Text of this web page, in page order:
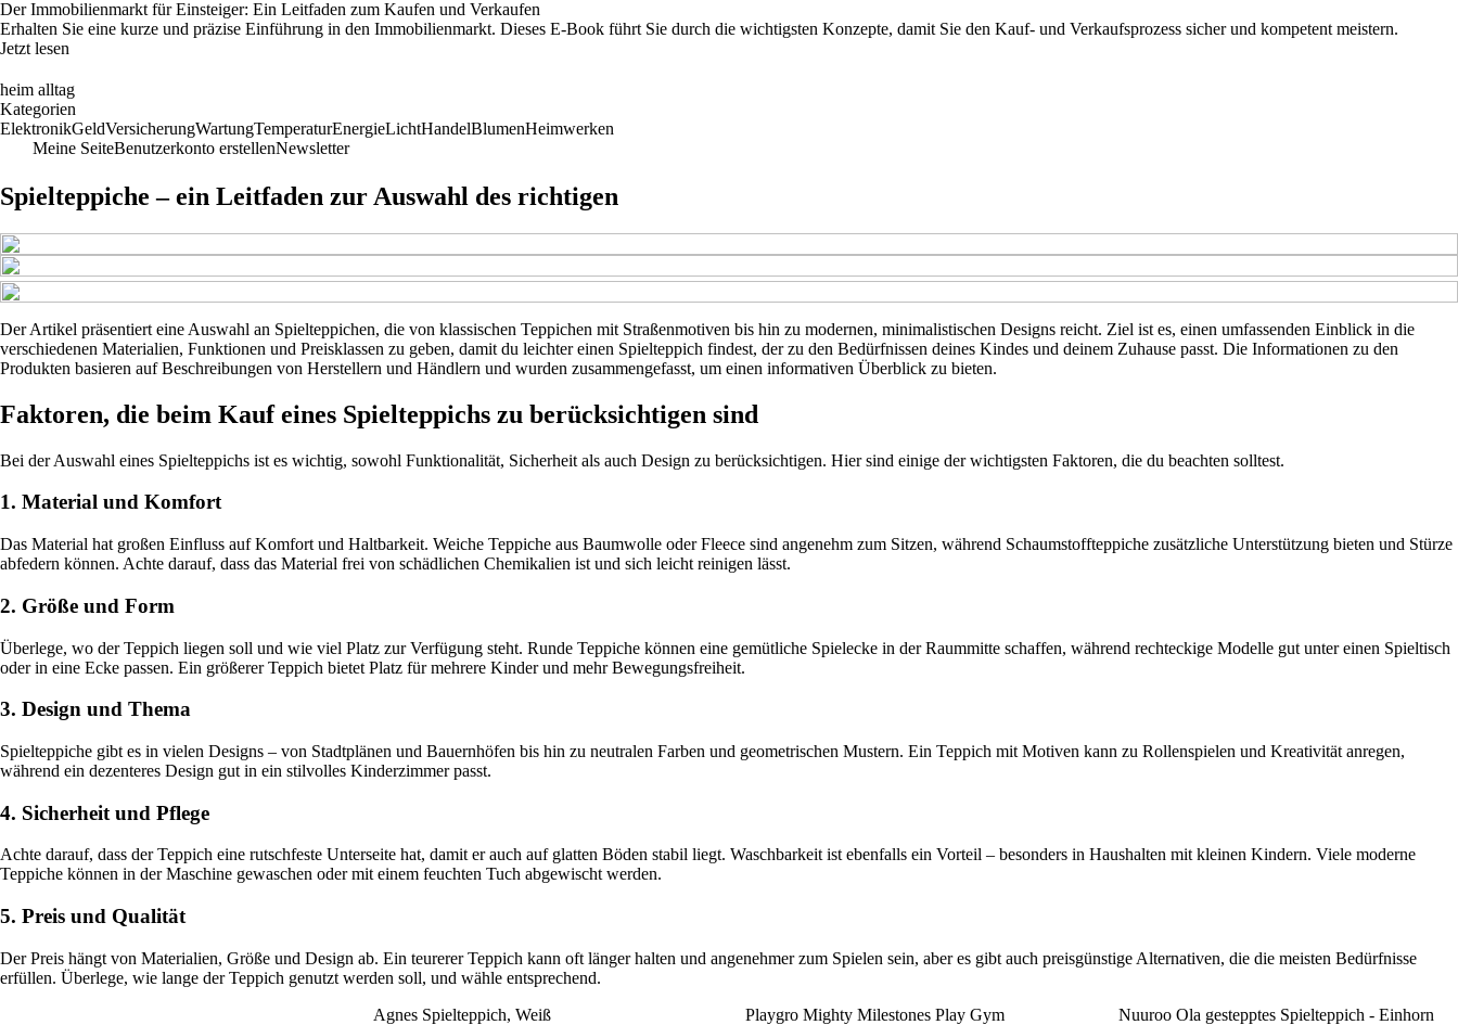
Der Immobilienmarkt für Einsteiger: Ein Leitfaden zum Kaufen und Verkaufen
Erhalten Sie eine kurze und präzise Einführung in den Immobilienmarkt. Dieses E-Book führt Sie durch die wichtigsten Konzepte, damit Sie den Kauf- und Verkaufsprozess sicher und kompetent meistern.
Jetzt lesen
heim alltag
Kategorien
ElektronikGeldVersicherungWartungTemperaturEnergieLichtHandelBlumenHeimwerken
Meine SeiteBenutzerkonto erstellenNewsletter
Spielteppiche – ein Leitfaden zur Auswahl des richtigen
Der Artikel präsentiert eine Auswahl an Spielteppichen, die von klassischen Teppichen mit Straßenmotiven bis hin zu modernen, minimalistischen Designs reicht. Ziel ist es, einen umfassenden Einblick in die
verschiedenen Materialien, Funktionen und Preisklassen zu geben, damit du leichter einen Spielteppich findest, der zu den Bedürfnissen deines Kindes und deinem Zuhause passt. Die Informationen zu den
Produkten basieren auf Beschreibungen von Herstellern und Händlern und wurden zusammengefasst, um einen informativen Überblick zu bieten.
Faktoren, die beim Kauf eines Spielteppichs zu berücksichtigen sind
Bei der Auswahl eines Spielteppichs ist es wichtig, sowohl Funktionalität, Sicherheit als auch Design zu berücksichtigen. Hier sind einige der wichtigsten Faktoren, die du beachten solltest.
1. Material und Komfort
Das Material hat großen Einfluss auf Komfort und Haltbarkeit. Weiche Teppiche aus Baumwolle oder Fleece sind angenehm zum Sitzen, während Schaumstoffteppiche zusätzliche Unterstützung bieten und Stürze
abfedern können. Achte darauf, dass das Material frei von schädlichen Chemikalien ist und sich leicht reinigen lässt.
2. Größe und Form
Überlege, wo der Teppich liegen soll und wie viel Platz zur Verfügung steht. Runde Teppiche können eine gemütliche Spielecke in der Raummitte schaffen, während rechteckige Modelle gut unter einen Spieltisch
oder in eine Ecke passen. Ein größerer Teppich bietet Platz für mehrere Kinder und mehr Bewegungsfreiheit.
3. Design und Thema
Spielteppiche gibt es in vielen Designs – von Stadtplänen und Bauernhöfen bis hin zu neutralen Farben und geometrischen Mustern. Ein Teppich mit Motiven kann zu Rollenspielen und Kreativität anregen,
während ein dezenteres Design gut in ein stilvolles Kinderzimmer passt.
4. Sicherheit und Pflege
Achte darauf, dass der Teppich eine rutschfeste Unterseite hat, damit er auch auf glatten Böden stabil liegt. Waschbarkeit ist ebenfalls ein Vorteil – besonders in Haushalten mit kleinen Kindern. Viele moderne
Teppiche können in der Maschine gewaschen oder mit einem feuchten Tuch abgewischt werden.
5. Preis und Qualität
Der Preis hängt von Materialien, Größe und Design ab. Ein teurerer Teppich kann oft länger halten und angenehmer zum Spielen sein, aber es gibt auch preisgünstige Alternativen, die die meisten Bedürfnisse
erfüllen. Überlege, wie lange der Teppich genutzt werden soll, und wähle entsprechend.
Agnes Spielteppich, Weiß Playgro Mighty Milestones Play Gym Nuuroo Ola gestepptes Spielteppich - Einhorn